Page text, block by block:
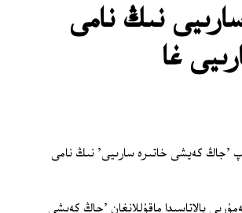
نىڭ نامى
غا
'جاڭ كەيشى خاتىرە سارىيى' نىڭ نامى
پالاتاسىدا ماقۇللانغان 'جاڭ كەيشى